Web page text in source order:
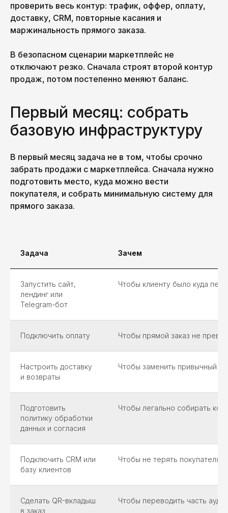
проверить весь контур: трафик, оффер, оплату,
доставку, CRM, повторные касания и
маржинальность прямого заказа.
В безопасном сценарии маркетплейс не
отключают резко. Сначала строят второй контур
продаж, потом постепенно меняют баланс.
Первый месяц: собрать
базовую инфраструктуру
В первый месяц задача не в том, чтобы срочно
забрать продажи с маркетплейса. Сначала нужно
подготовить место, куда можно вести
покупателя, и собрать минимальную систему для
прямого заказа.
Задача Зачем
Запустить сайт,
лендинг или
Telegram-бот
Чтобы клиенту было куда
Подключить оплату Чтобы прямой заказ не
Настроить доставку
и возвраты
Чтобы заменить привычный
Подготовить
политику обработки
данных и согласия
Чтобы легально собирать
Подключить CRM или
базу клиентов
Чтобы не терять покупателя
Сделать QR-вкладыш
в заказ
Чтобы переводить часть